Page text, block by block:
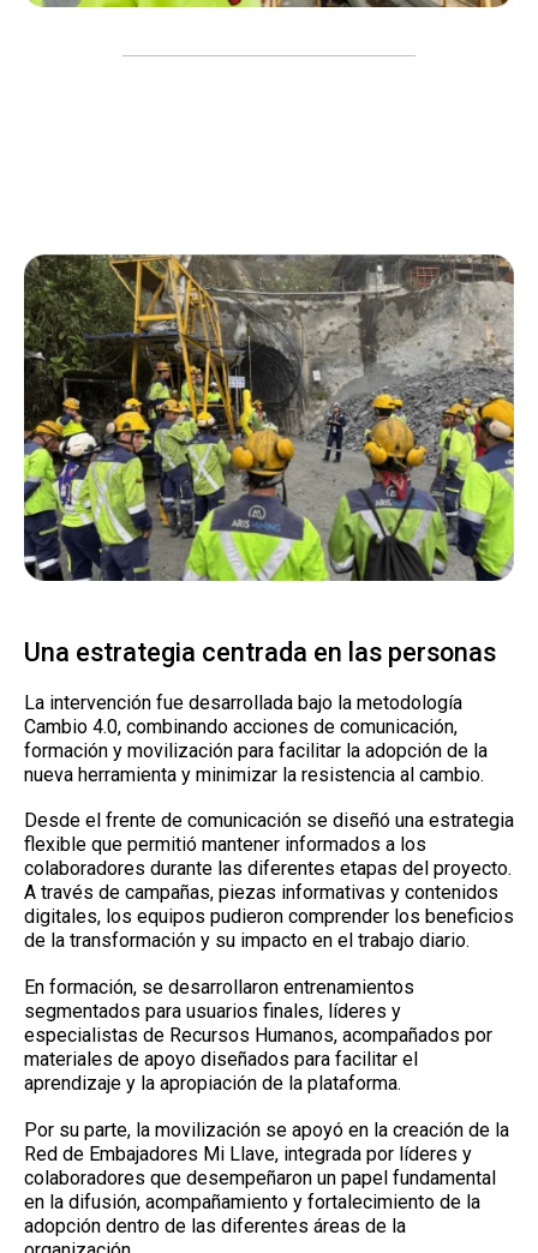
Una estrategia centrada en las personas
La intervención fue desarrollada bajo la metodología
Cambio 4.0, combinando acciones de comunicación,
formación y movilización para facilitar la adopción de la
nueva herramienta y minimizar la resistencia al cambio.
Desde el frente de comunicación se diseñó una estrategia
flexible que permitió mantener informados a los
colaboradores durante las diferentes etapas del proyecto.
A través de campañas, piezas informativas y contenidos
digitales, los equipos pudieron comprender los beneficios
de la transformación y su impacto en el trabajo diario.
En formación, se desarrollaron entrenamientos
segmentados para usuarios finales, líderes y
especialistas de Recursos Humanos, acompañados por
materiales de apoyo diseñados para facilitar el
aprendizaje y la apropiación de la plataforma.
Por su parte, la movilización se apoyó en la creación de la
Red de Embajadores Mi Llave, integrada por líderes y
colaboradores que desempeñaron un papel fundamental
en la difusión, acompañamiento y fortalecimiento de la
adopción dentro de las diferentes áreas de la